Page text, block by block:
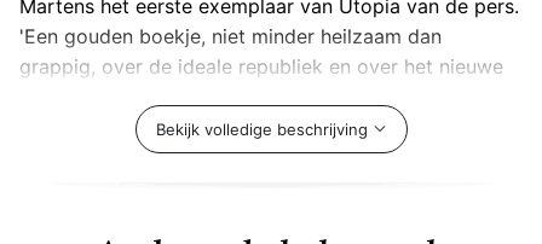
Martens het eerste exemplaar van Utopia van de pers.
'Een gouden boekje, niet minder heilzaam dan
grappig, over de ideale republiek en over het nieuwe
later spreekt de ideale staat die de Engelse politicus
en Europese humanist Thomas More in zijn werk
Bekijk volledige beschrijving